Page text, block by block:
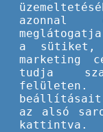
azonnal
a sütiket,
marketing
tudja
felületen.
beállításait
az alsó
kattintva.